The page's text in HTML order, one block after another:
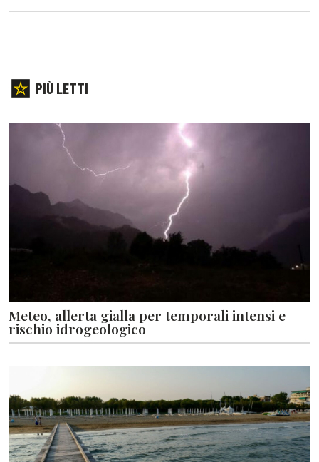
PIÙ LETTI
Meteo, allerta gialla per temporali intensi e
rischio idrogeologico